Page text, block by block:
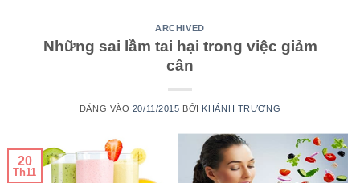
ARCHIVED
Những sai lầm tai hại trong việc giảm
cân
ĐĂNG VÀO 20/11/2015 BỞI KHÁNH TRƯƠNG
20
Th11